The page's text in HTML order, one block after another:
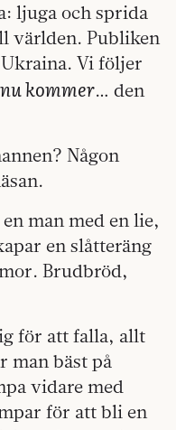
ljuga och sprida
världen. Publiken
Vi följer
kommer… den
Någon
man med en lie,
en slåtteräng
Brudbröd,
för att falla, allt
man bäst på
vidare med
för att bli en